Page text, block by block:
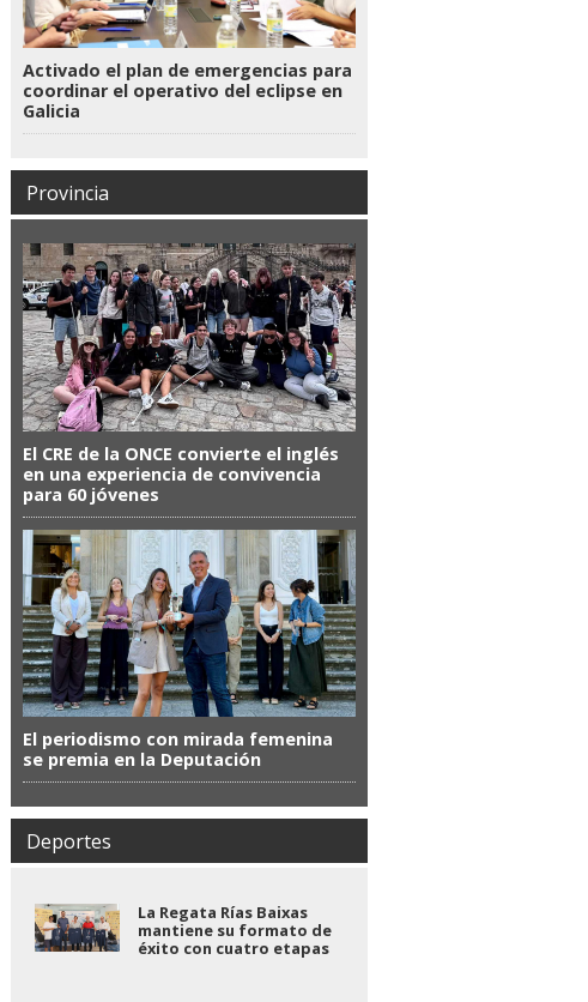
Activado el plan de emergencias para
coordinar el operativo del eclipse en
Galicia
Provincia
El CRE de la ONCE convierte el inglés
en una experiencia de convivencia
para 60 jóvenes
El periodismo con mirada femenina
se premia en la Deputación
Deportes
La Regata Rías Baixas
mantiene su formato de
éxito con cuatro etapas